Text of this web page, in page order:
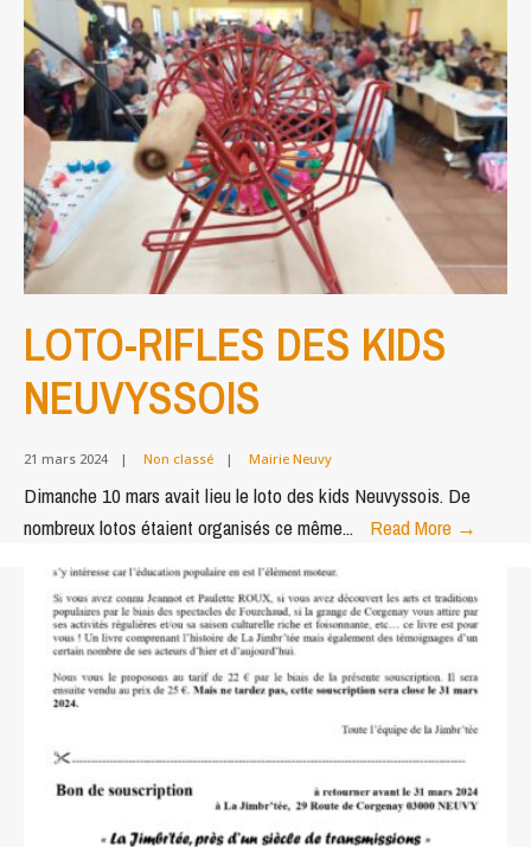
TOURNOI
LOTO-RIFLES DES KIDS
NEUVYSSOIS
21 mars 2024 | Non classé | Mairie Neuvy
Dimanche 10 mars avait lieu le loto des kids Neuvyssois. De
nombreux lotos étaient organisés ce même... Read More →
DES
KIDS